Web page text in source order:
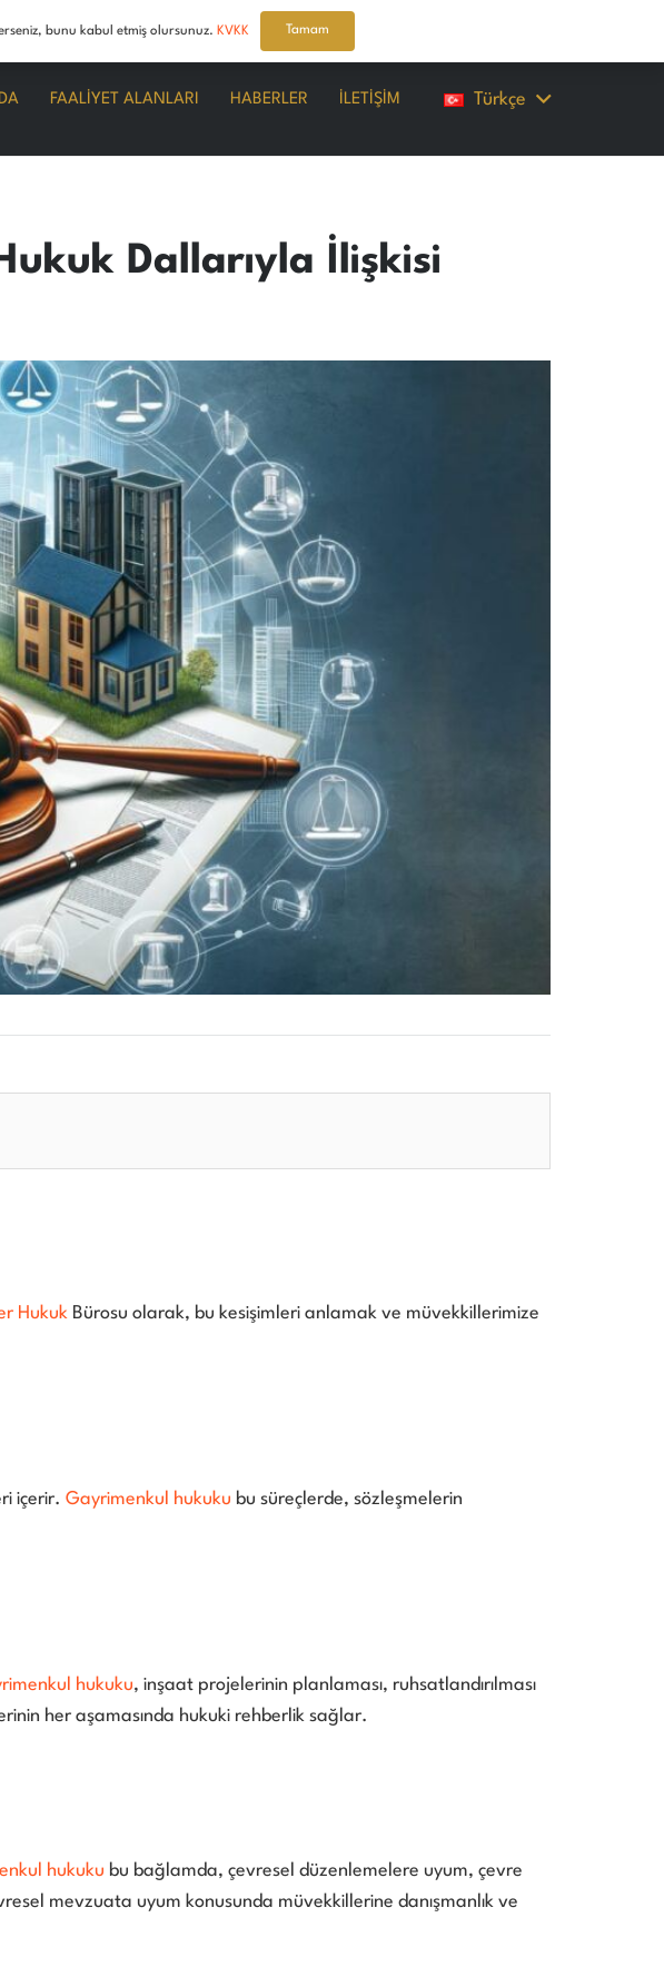
FAALİYET ALANLARI HABERLER İLETİŞİM Türkçe
Dallarıyla İlişkisi
Hukuk Bürosu olarak, bu kesişimleri anlamak ve müvekkillerimize
içerir. Gayrimenkul hukuku bu süreçlerde, sözleşmelerin
hukuku, inşaat projelerinin planlaması, ruhsatlandırılması
her aşamasında hukuki rehberlik sağlar.
hukuku bu bağlamda, çevresel düzenlemelere uyum, çevre
mevzuata uyum konusunda müvekkillerine danışmanlık ve
bunu kabul etmiş olursunuz. KVKK Tamam